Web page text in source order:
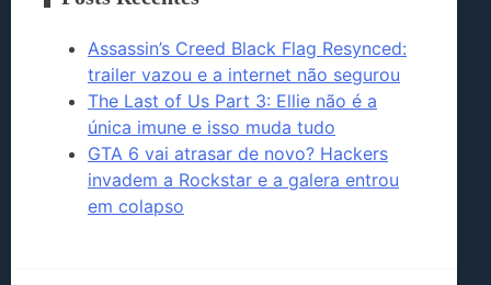
Assassin’s Creed Black Flag Resynced:
trailer vazou e a internet não segurou
The Last of Us Part 3: Ellie não é a
única imune e isso muda tudo
GTA 6 vai atrasar de novo? Hackers
invadem a Rockstar e a galera entrou
em colapso